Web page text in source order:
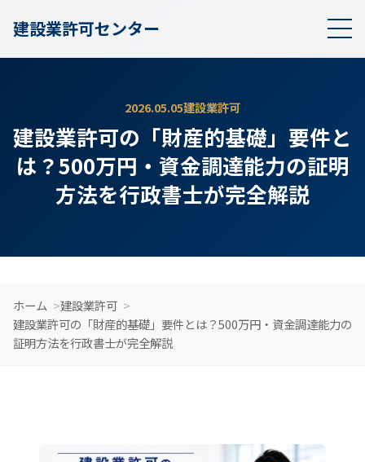
建設業許可センター
2026.05.05建設業許可
建設業許可の「財産的基礎」要件と
は？500万円・資金調達能力の証明
方法を行政書士が完全解説
ホーム
建設業許可
建設業許可の「財産的基礎」要件とは？500万円・資金調達能力の
証明方法を行政書士が完全解説